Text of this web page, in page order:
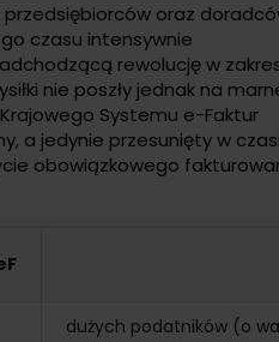
przedsiębiorców oraz
czasu intensywnie
rewolucję w
nie poszły jednak na
Systemu e-Faktur
a jedynie przesunięty w
obowiązkowego
dużych podatników (o